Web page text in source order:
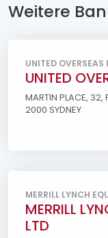
Weitere
UNITED OVERSEAS
UNITED
MARTIN PLACE, 32,
2000 SYDNEY
MERRILL LYNCH
MERRILL
LTD